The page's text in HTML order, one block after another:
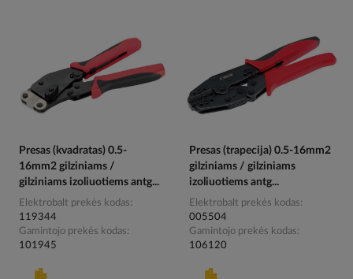
Presas (kvadratas) 0.5-
16mm2 gilziniams /
gilziniams izoliuotiems antg...
Elektrobalt prekės kodas
119344
Gamintojo prekės kodas
101945
Presas (trapecija) 0.5-16mm2
gilziniams / gilziniams
izoliuotiems antg...
Elektrobalt prekės kodas
005504
Gamintojo prekės kodas
106120